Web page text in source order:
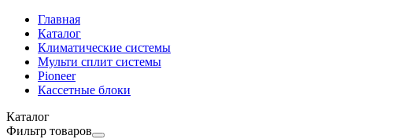
Главная
Каталог
Климатические системы
Мульти сплит системы
Pioneer
Кассетные блоки
Каталог
Фильтр товаров